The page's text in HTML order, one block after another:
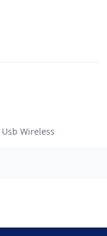
Wireless